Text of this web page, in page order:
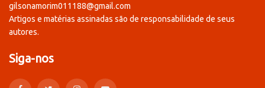
gilsonamorim011188@gmail.com
Artigos e matérias assinadas são de responsabilidade de seus
autores.
Siga-nos